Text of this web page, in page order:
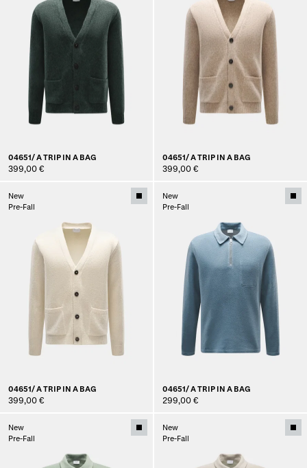
04651/ A TRIP IN A BAG
399,00 €
04651/ A TRIP IN A BAG
399,00 €
New
Pre-Fall
04651/ A TRIP IN A BAG
399,00 €
New
Pre-Fall
04651/ A TRIP IN A BAG
299,00 €
New
Pre-Fall
New
Pre-Fall